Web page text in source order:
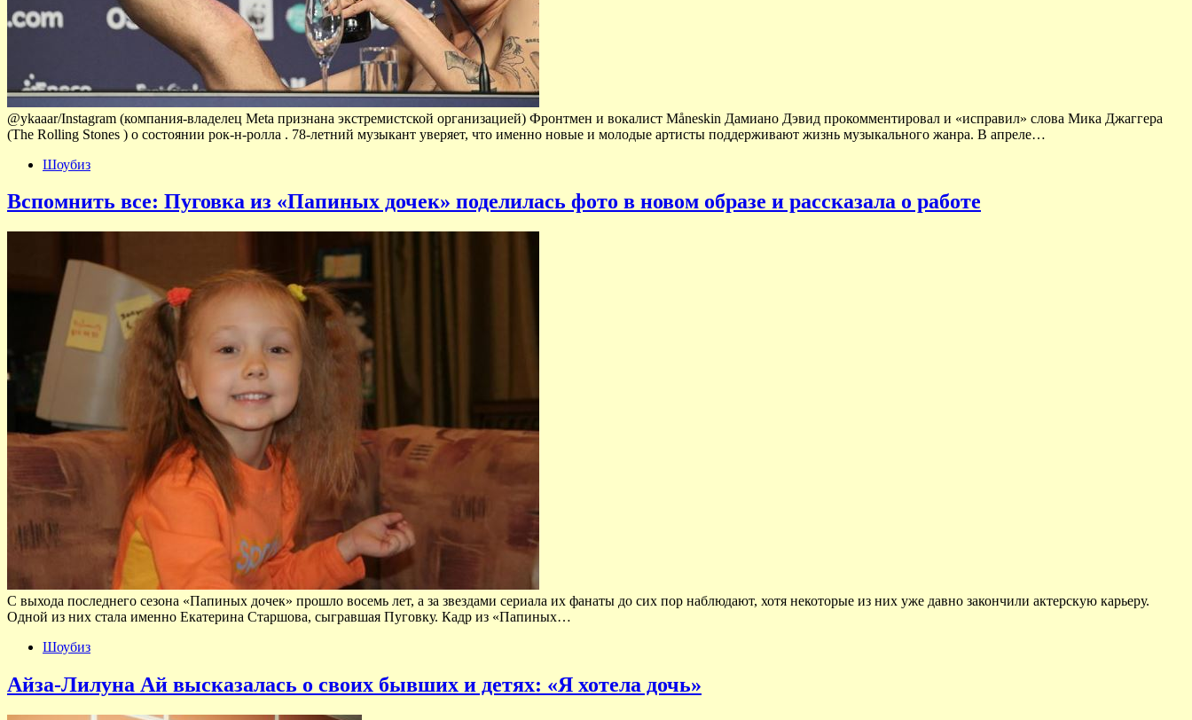
@ykaaar/Instagram (компания-владелец Meta признана экстремистской организацией) Фронтмен и вокалист Måneskin Дамиано Дэвид прокомментировал и «исправил» слова Мика Джаггера
(The Rolling Stones ) о состоянии рок-н-ролла . 78-летний музыкант уверяет, что именно новые и молодые артисты поддерживают жизнь музыкального жанра. В апреле…
Шоубиз
Вспомнить все: Пуговка из «Папиных дочек» поделилась фото в новом образе и рассказала о работе
С выхода последнего сезона «Папиных дочек» прошло восемь лет, а за звездами сериала их фанаты до сих пор наблюдают, хотя некоторые из них уже давно закончили актерскую карьеру.
Одной из них стала именно Екатерина Старшова, сыгравшая Пуговку. Кадр из «Папиных…
Шоубиз
Айза-Лилуна Ай высказалась о своих бывших и детях: «Я хотела дочь»